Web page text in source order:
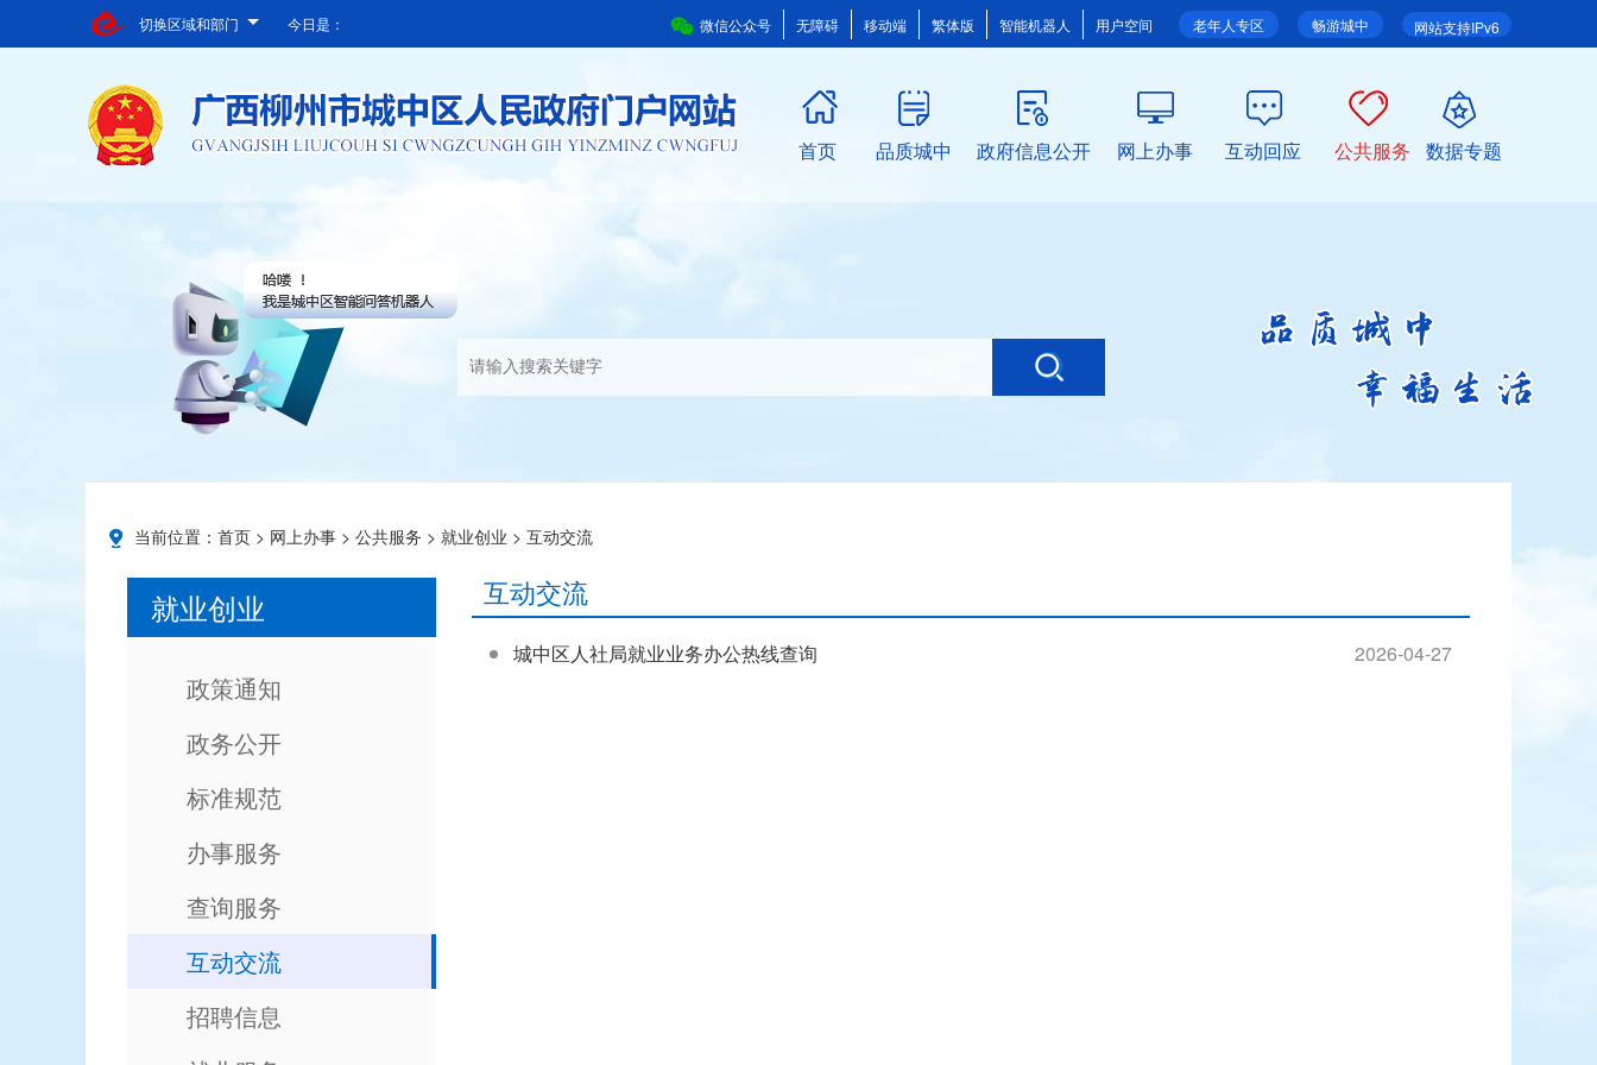
切换区域和部门 网站支持IPv6
畅游城中
老年人专区
微信公众号 无障碍 移动端 繁体版 智能机器人 用户空间
今日是：
首页 品质城中 政府信息公开 网上办事 互动回应 公共服务 数据专题
当前位置： 首页 > 网上办事 > 公共服务 > 就业创业 > 互动交流
就业创业
政策通知
政务公开
标准规范
办事服务
查询服务
互动交流
招聘信息
互动交流
城中区人社局就业业务办公热线查询 2026-04-27